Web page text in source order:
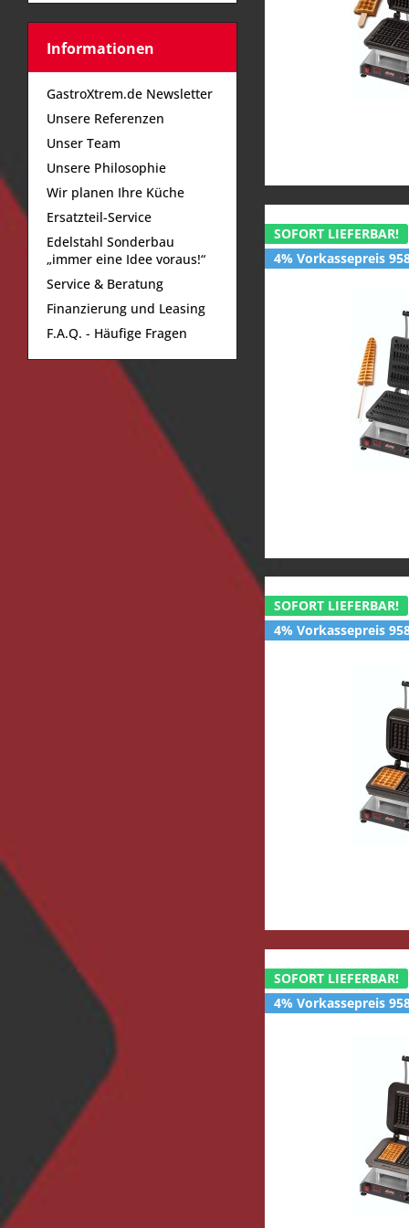
Informationen
GastroXtrem.de Newsletter
Unsere Referenzen
Unser Team
Unsere Philosophie
Wir planen Ihre Küche
Ersatzteil-Service
Edelstahl Sonderbau
„immer eine Idee voraus!“
Service & Beratung
Finanzierung und Leasing
F.A.Q. - Häufige Fragen
SOFORT LIEFERBAR!
4% Vorkassepreis
SOFORT LIEFERBAR!
4% Vorkassepreis
SOFORT LIEFERBAR!
4% Vorkassepreis